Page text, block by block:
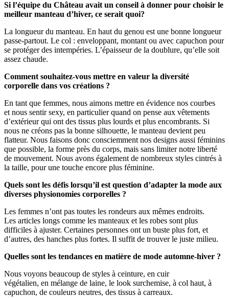
Si l’équipe du Château avait un conseil à donner pour choisir le
meilleur manteau d’hiver, ce serait quoi?
La longueur du manteau. En haut du genou est une bonne longueur
passe-partout. Le col : enveloppant, montant ou avec capuchon pour
se protéger des intempéries. L’épaisseur de la doublure, qu’elle soit
assez chaude.
Comment souhaitez-vous mettre en valeur la diversité
corporelle dans vos créations ?
En tant que femmes, nous aimons mettre en évidence nos courbes
et nous sentir sexy, en particulier quand on pense aux vêtements
d’extérieur qui ont des tissus plus lourds et plus encombrants. Si
nous ne créons pas la bonne silhouette, le manteau devient peu
flatteur. Nous faisons donc consciemment nos designs aussi féminins
que possible, la forme près du corps, mais sans limiter notre liberté
de mouvement. Nous avons également de nombreux styles cintrés à
la taille, pour une touche encore plus féminine.
Quels sont les défis lorsqu’il est question d’adapter la mode aux
diverses physionomies corporelles ?
Les femmes n’ont pas toutes les rondeurs aux mêmes endroits.
Les articles longs comme les manteaux et les robes sont plus
difficiles à ajuster. Certaines personnes ont un buste plus fort, et
d’autres, des hanches plus fortes. Il suffit de trouver le juste milieu.
Quelles sont les tendances en matière de mode automne-hiver ?
Nous voyons beaucoup de styles à ceinture, en cuir
végétalien, en mélange de laine, le look surchemise, à col haut, à
capuchon, de couleurs neutres, des tissus à carreaux.